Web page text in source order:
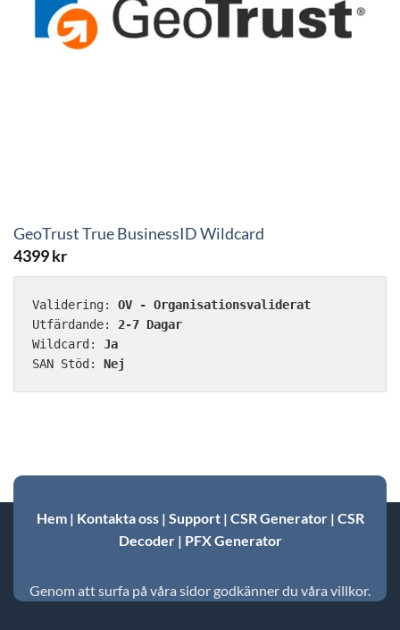
GeoTrust True BusinessID Wildcard
4399kr
Validering: OV - Organisationsvaliderat
Utfärdande: 2-7 Dagar
Wildcard: Ja
SAN Stöd: Nej
Hem| Kontakta oss| Support| CSR Generator| CSR
Decoder| PFX Generator
Genom att surfa på våra sidor godkänner du våra villkor.